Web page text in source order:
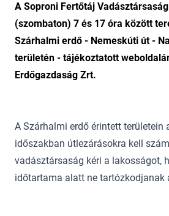
A Soproni Fertőtáj
(szombaton) 7 és 17 óra között
Szárhalmi erdő - Nemeskúti út -
területén - tájékoztatott
Erdőgazdaság Zrt.
A Szárhalmi erdő érintett területein
időszakban útlezárásokra kell
vadásztársaság kéri a lakosságot,
időtartama alatt ne tartózkodjanak